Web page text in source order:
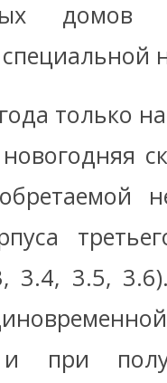
домов
только
3.4, 3.5,
при